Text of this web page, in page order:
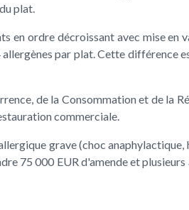
plat.
ordre décroissant avec mise en
par plat. Cette différence
de la Consommation et de la
commerciale.
grave (choc
75 000 EUR d'amende et